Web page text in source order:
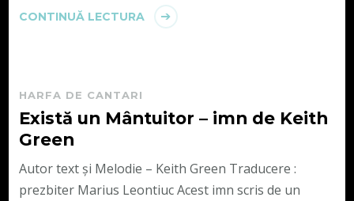
CONTINUĂ LECTURA
HARFA DE CANTARI
Există un Mântuitor – imn de Keith
Green
Autor text și Melodie – Keith Green Traducere :
prezbiter Marius Leontiuc Acest imn scris de un